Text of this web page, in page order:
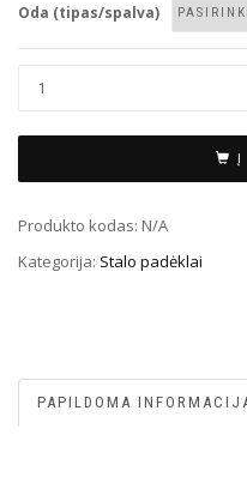
Oda (tipas/spalva)
Į
Produkto kodas: N/A
Kategorija: Stalo padėklai
PAPILDOMA